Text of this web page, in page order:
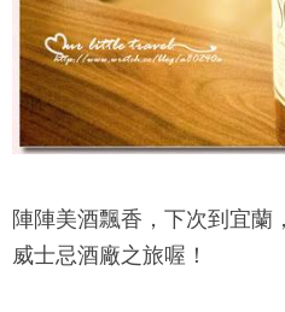
陣陣美酒飄香，下次到宜蘭
威士忌酒廠之旅喔！